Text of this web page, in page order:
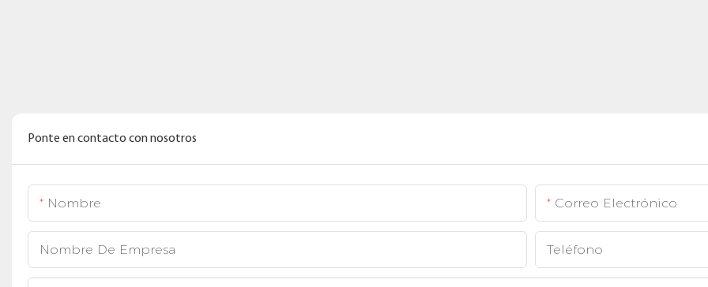
Ponte en contacto con nosotros
Nombre Correo Electrónico
Nombre De Empresa Teléfono